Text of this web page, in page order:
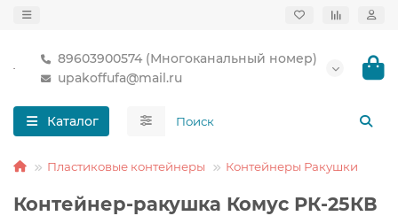
89603900574 (Многоканальный номер)
upakoffufa@mail.ru
Каталог
Пластиковые контейнеры Контейнеры Ракушки
Контейнер-ракушка Комус РК-25КВ